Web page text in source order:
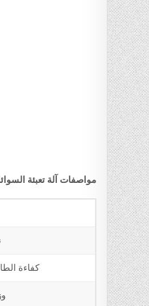
مواصفات آلة تعبئة
كفاءة